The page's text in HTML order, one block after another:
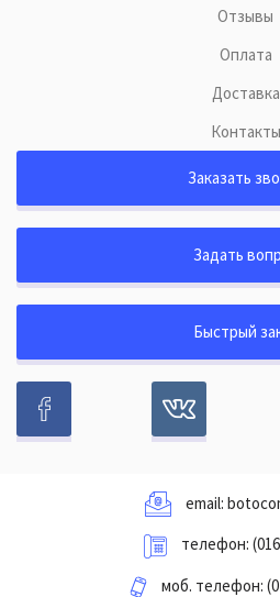
Отзывы
Оплата
Доставка
Контакты
Заказать
Задать
Быстрый
email:
телефон:
моб. телефон: